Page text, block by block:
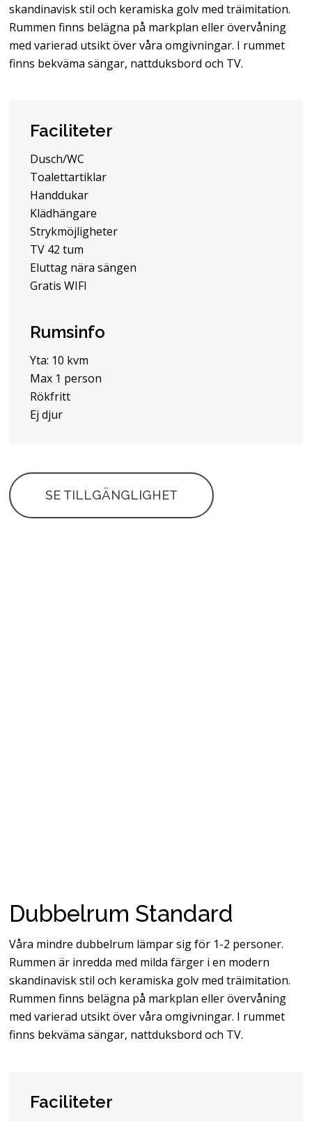
skandinavisk stil och keramiska golv med träimitation.
Rummen finns belägna på markplan eller övervåning
med varierad utsikt över våra omgivningar. I rummet
finns bekväma sängar, nattduksbord och TV.
Faciliteter
Dusch/WC
Toalettartiklar
Handdukar
Klädhängare
Strykmöjligheter
TV 42 tum
Eluttag nära sängen
Gratis WIFI
Rumsinfo
Yta: 10 kvm
Max 1 person
Rökfritt
Ej djur
SE TILLGÄNGLIGHET
Dubbelrum Standard
Våra mindre dubbelrum lämpar sig för 1-2 personer.
Rummen är inredda med milda färger i en modern
skandinavisk stil och keramiska golv med träimitation.
Rummen finns belägna på markplan eller övervåning
med varierad utsikt över våra omgivningar. I rummet
finns bekväma sängar, nattduksbord och TV.
Faciliteter